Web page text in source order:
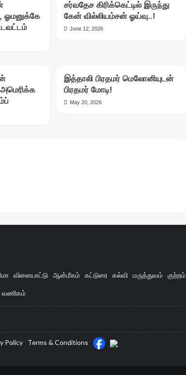
சர்வதேச கிரிக்கெட்டில் இருந்து
கேன் வில்லியம்சன் ஓய்வு..!
June 12, 2026
அமெரிக்க
இத்தாலி பிரதமர் மெலோனியுடன்
பிரதமர் மோடி!
May 20, 2026
விளையாட்டு ஆன்மீகம் கட்டுரை கல்வி மருத்துவம் குற்றம்
வணிகம்
Policy Terms & Conditions